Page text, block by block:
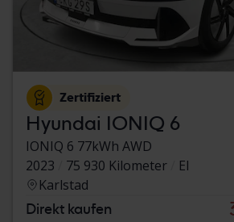
Zertifiziert
Hyundai IONIQ 6
IONIQ 6 77kWh AWD
2023
75 930 Kilometer
El
Karlstad
Direkt kaufen